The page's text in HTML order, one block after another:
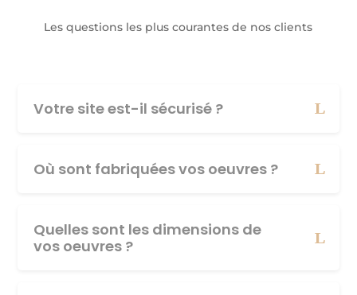
Les questions les plus courantes de nos clients
Votre site est-il sécurisé ?
Où sont fabriquées vos oeuvres ?
Quelles sont les dimensions de
vos oeuvres ?